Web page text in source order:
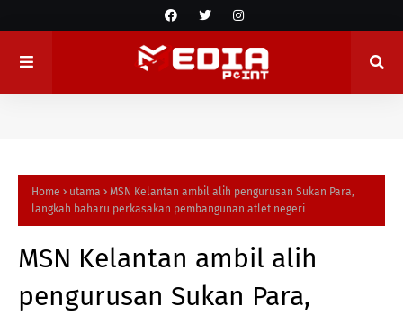
Home utama
MSN Kelantan ambil alih pengurusan Sukan Para,
langkah baharu perkasakan pembangunan atlet negeri
MSN Kelantan ambil alih
pengurusan Sukan Para,